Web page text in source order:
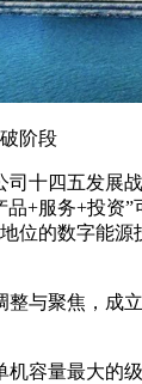
阶段
司十四五发展
品+服务+投资
位的数字能源
整与聚焦，成
机容量最大的